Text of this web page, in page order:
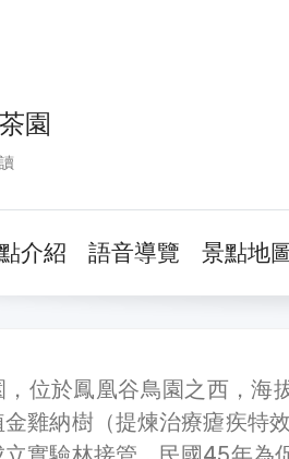
園
介紹 語音導覽 景點地
，位於鳳凰谷鳥園之西，海
雞納樹（提煉治療瘧疾特